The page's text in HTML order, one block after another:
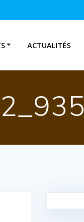
ACTUALITÉS